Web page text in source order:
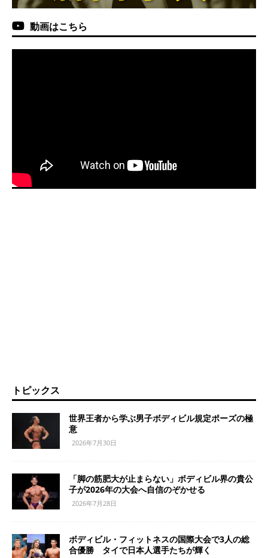
動画はこちら
トピックス
世界王者から学ぶ男子ボディビル規定ポーズの極
意
2026年7月30日
「脚の筋肥大が止まらない」ボディビル界の貴公
子が2026年の大会へ自信のぞかせる
2026年7月28日
ボディビル・フィットネスの国際大会で3人の総
合優勝 タイで日本人選手たちが輝く